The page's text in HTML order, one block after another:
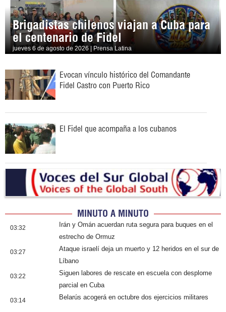
Brigadistas chilenos viajan a Cuba para
el centenario de Fidel
jueves 6 de agosto de 2026 | Prensa Latina
Evocan vínculo histórico del Comandante
Fidel Castro con Puerto Rico
El Fidel que acompaña a los cubanos
MINUTO A MINUTO
03:32
Irán y Omán acuerdan ruta segura para buques en el
estrecho de Ormuz
03:27
Ataque israelí deja un muerto y 12 heridos en el sur de
Líbano
03:22
Siguen labores de rescate en escuela con desplome
parcial en Cuba
03:14 Belarús acogerá en octubre dos ejercicios militares